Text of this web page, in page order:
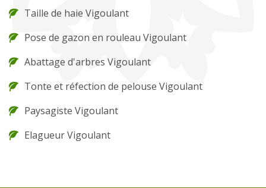
Taille de haie Vigoulant
Pose de gazon en rouleau Vigoulant
Abattage d'arbres Vigoulant
Tonte et réfection de pelouse Vigoulant
Paysagiste Vigoulant
Elagueur Vigoulant